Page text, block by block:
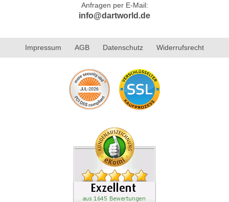
Anfragen per E-Mail:
info@dartworld.de
Impressum AGB Datenschutz Widerrufsrecht